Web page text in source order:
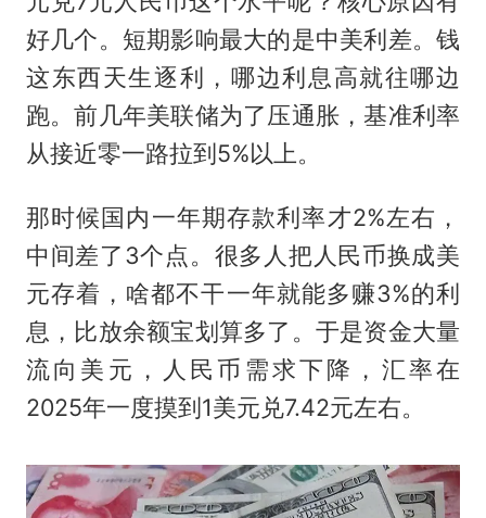
好几个。短期影响最大的是中美利差。钱
这东西天生逐利，哪边利息高就往哪边
跑。前几年美联储为了压通胀，基准利率
从接近零一路拉到5%以上。
那时候国内一年期存款利率才2%左右，
中间差了3个点。很多人把人民币换成美
元存着，啥都不干一年就能多赚3%的利
息，比放余额宝划算多了。于是资金大量
流向美元，人民币需求下降，汇率在
2025年一度摸到1美元兑7.42元左右。